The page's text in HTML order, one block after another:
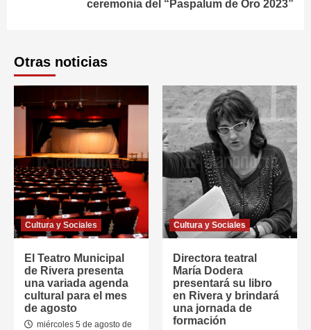
ceremonia del “Paspalum de Oro 2023”
Otras noticias
Cultura y Sociales
El Teatro Municipal
de Rivera presenta
una variada agenda
cultural para el mes
de agosto
miércoles 5 de agosto de
Cultura y Sociales
Directora teatral
María Dodera
presentará su libro
en Rivera y brindará
una jornada de
formación